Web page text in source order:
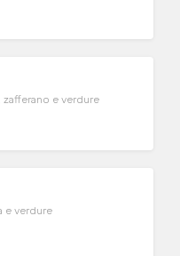
e verdure
e verdure